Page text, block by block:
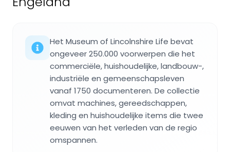
Het Museum of Lincolnshire Life bevat
ongeveer 250.000 voorwerpen die het
commerciële, huishoudelijke, landbouw-,
industriële en gemeenschapsleven
vanaf 1750 documenteren. De collectie
omvat machines, gereedschappen,
kleding en huishoudelijke items die twee
eeuwen van het verleden van de regio
omspannen.